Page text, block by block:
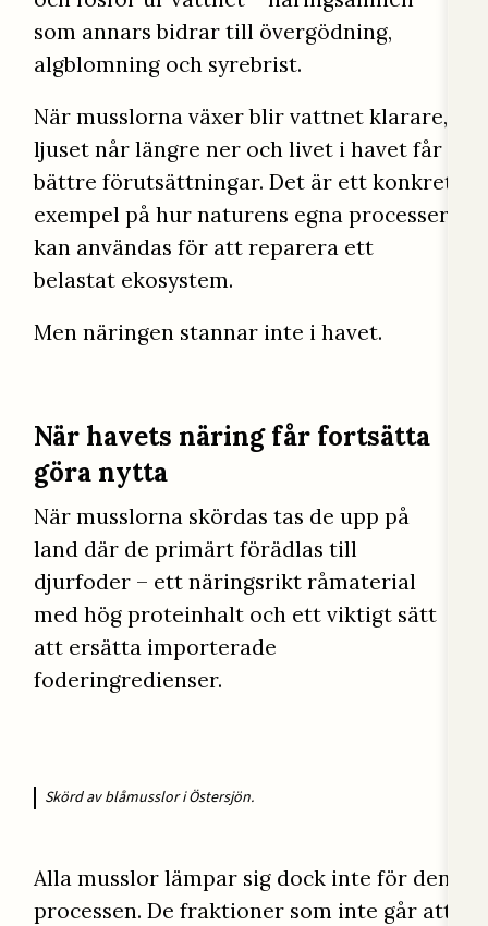
som annars bidrar till övergödning,
algblomning och syrebrist.
När musslorna växer blir vattnet klarare,
ljuset når längre ner och livet i havet får
bättre förutsättningar. Det är ett konkret
exempel på hur naturens egna processer
kan användas för att reparera ett
belastat ekosystem.
Men näringen stannar inte i havet.
När havets näring får fortsätta
göra nytta
När musslorna skördas tas de upp på
land där de primärt förädlas till
djurfoder – ett näringsrikt råmaterial
med hög proteinhalt och ett viktigt sätt
att ersätta importerade
foderingredienser.
Skörd av blåmusslor i Östersjön.
Alla musslor lämpar sig dock inte för den
processen. De fraktioner som inte går att